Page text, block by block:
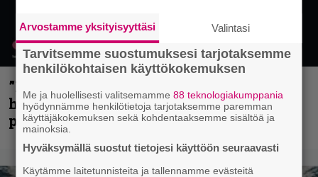
”Mitalini näyttää ihan plektralta” –
huippu-uimari jamittelee Megadethiä
palkinnollaan
Arvostamme yksityisyyttäsi Valintasi
Tarvitsemme suostumuksesi tarjotaksemme
henkilökohtaisen käyttökokemuksen
Me ja huolellisesti valitsemamme88 teknologiakumppania
hyödynnämme henkilötietoja tarjotaksemme paremman
käyttäjäkokemuksen sekä kohdentaaksemme sisältöä ja
mainoksia.
Hyväksymällä suostut tietojesi käyttöön seuraavasti
Käytämme laitetunnisteita ja tallennamme evästeitä